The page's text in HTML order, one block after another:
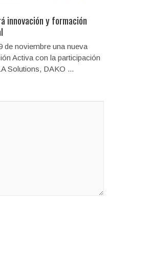
innovación y formación
de noviembre una nueva
Activa con la participación
Solutions, DAKO ...